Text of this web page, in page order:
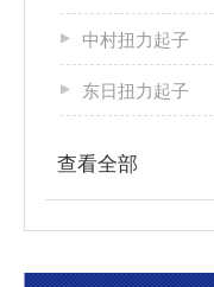
中村扭力起子
东日扭力起子
查看全部